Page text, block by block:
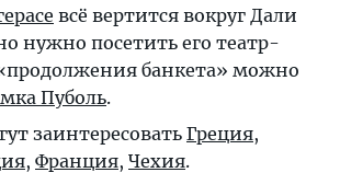
всё вертится вокруг Дали
нужно посетить его театр-
банкета» можно
Пуболь.
заинтересовать Греция,
, Франция, Чехия.